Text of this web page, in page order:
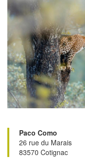
Paco Como
26 rue du Marais
83570 Cotignac